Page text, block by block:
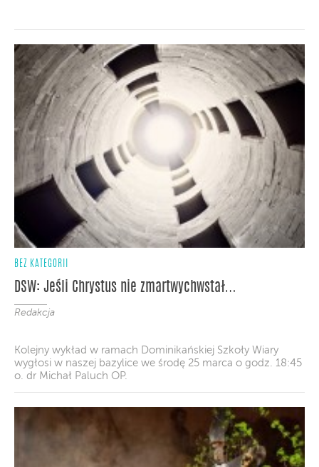
BEZ KATEGORII
DSW: Jeśli Chrystus nie zmartwychwstał…
Redakcja
Kolejny wykład w ramach Dominikańskiej Szkoły Wiary
wygłosi w naszej bazylice we środę 25 marca o godz. 18:45
o. dr Michał Paluch OP.